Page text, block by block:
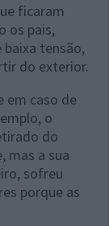
ficaram
os pais,
tensão,
do exterior.
em caso de
o
do
mas a sua
sofreu
porque as